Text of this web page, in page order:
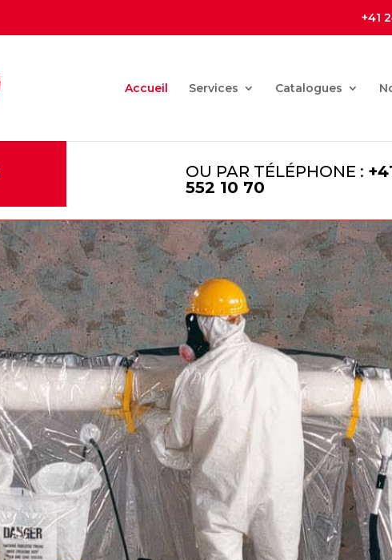
+41
Accueil Services Catalogues
OU PAR TÉLÉPHONE :
552 10 70